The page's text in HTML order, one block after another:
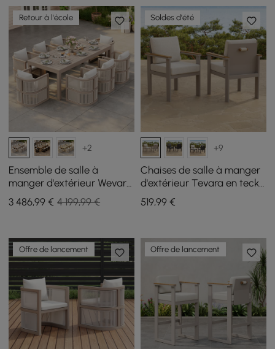
Retour à l'école
+2
Ensemble de salle à
manger d'extérieur Wevara
9 pièces en corde tressée
avec 8 chaises sable
3 486,99 € 4 199,99 €
Soldes d'été
+9
Chaises de salle à manger
d'extérieur Tevara en teck
et aluminium, sable, lot de
2
519,99€
Offre de lancement Offre de lancement